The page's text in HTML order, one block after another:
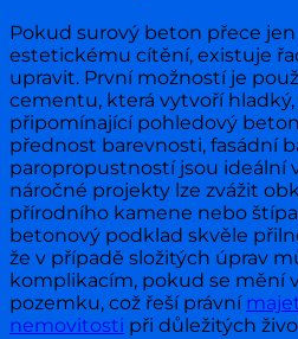
Pokud surový beton přece
estetickému cítění, existuje
upravit. První možností je
cementu, která vytvoří
připomínající pohledový
přednost barevnosti, fasádní
paropropustností jsou ideální
náročné projekty lze zvážit
přírodního kamene nebo
betonový podklad skvěle
že v případě složitých úprav
komplikacím, pokud se mění
pozemku, což řeší právní
nemovitosti při důležitých